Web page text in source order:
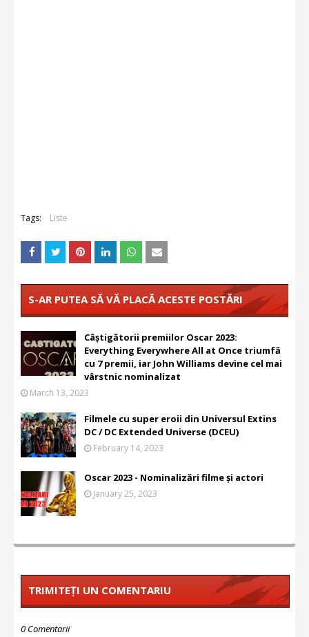
Tags: Liste
S-AR PUTEA SĂ VĂ PLACĂ ACESTE POSTĂRI
Câștigătorii premiilor Oscar 2023:
Everything Everywhere All at Once triumfă
cu 7 premii, iar John Williams devine cel mai
vârstnic nominalizat
March 13, 2023
Filmele cu super eroii din Universul Extins
DC / DC Extended Universe (DCEU)
February 14, 2023
Oscar 2023 - Nominalizări filme și actori
January 25, 2023
TRIMITEȚI UN COMENTARIU
0 Comentarii